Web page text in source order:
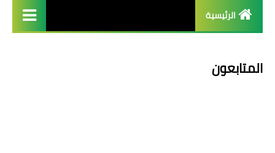
الرئيسية
المتابعون